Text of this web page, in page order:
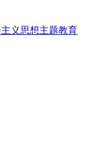
义思想主题教育